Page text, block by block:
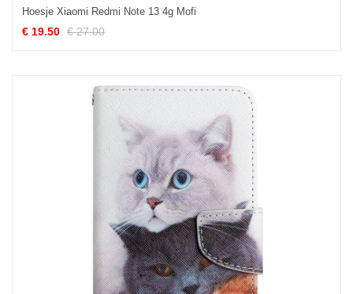
Hoesje Xiaomi Redmi Note 13 4g Mofi
€ 19.50 € 27.00